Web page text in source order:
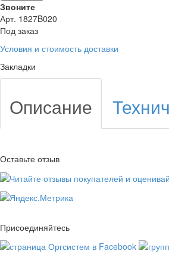
Звоните
Арт. 1827B020
Под заказ
Условия и стоимость доставки
Закладки
Описание
Оставьте отзыв
Присоединяйтесь